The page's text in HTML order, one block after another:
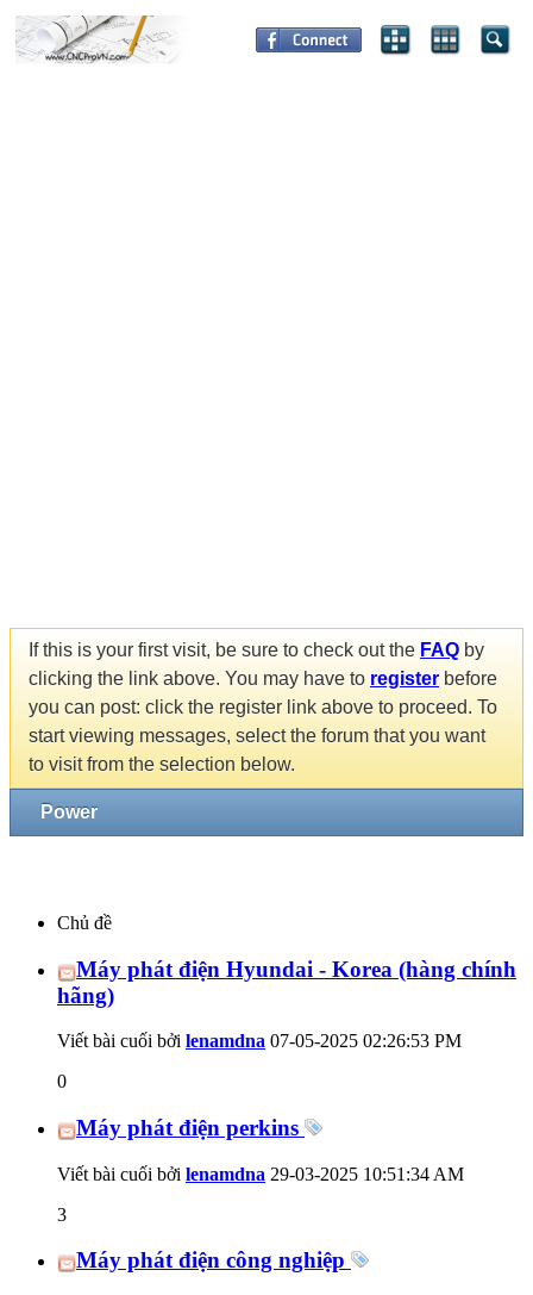
If this is your first visit, be sure to check out the FAQ by
clicking the link above. You may have to register before
you can post: click the register link above to proceed. To
start viewing messages, select the forum that you want
to visit from the selection below.
Power
Chủ đề
Máy phát điện Hyundai - Korea (hàng chính
hãng)
Viết bài cuối bởi lenamdna 07-05-2025 02:26:53 PM
0
Máy phát điện perkins
Viết bài cuối bởi lenamdna 29-03-2025 10:51:34 AM
3
Máy phát điện công nghiệp